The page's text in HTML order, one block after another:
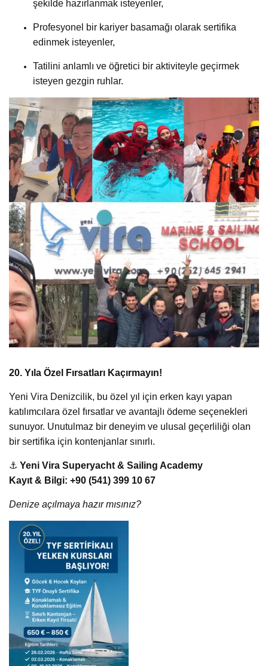
şekilde hazırlanmak isteyenler,
Profesyonel bir kariyer basamağı olarak sertifika
edinmek isteyenler,
Tatilini anlamlı ve öğretici bir aktiviteyle geçirmek
isteyen gezgin ruhlar.
20. Yıla Özel Fırsatları Kaçırmayın!
Yeni Vira Denizcilik, bu özel yıl için erken kayı yapan
katılımcılara özel fırsatlar ve avantajlı ödeme seçenekleri
sunuyor. Unutulmaz bir deneyim ve ulusal geçerliliği olan
bir sertifika için kontenjanlar sınırlı.
⚓ Yeni Vira Superyacht & Sailing Academy
Kayıt & Bilgi: +90 (541) 399 10 67
Denize açılmaya hazır mısınız?